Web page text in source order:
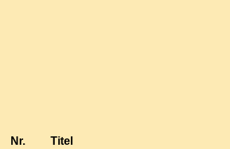
Nr. Titel